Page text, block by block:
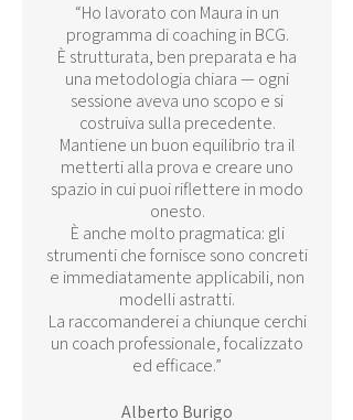
“Ho lavorato con Maura in un
programma di coaching in BCG.
È strutturata, ben preparata e ha
una metodologia chiara — ogni
sessione aveva uno scopo e si
costruiva sulla precedente.
Mantiene un buon equilibrio tra il
metterti alla prova e creare uno
spazio in cui puoi riflettere in modo
onesto.
È anche molto pragmatica: gli
strumenti che fornisce sono concreti
e immediatamente applicabili, non
modelli astratti.
La raccomanderei a chiunque cerchi
un coach professionale, focalizzato
ed efficace.”
Alberto Burigo